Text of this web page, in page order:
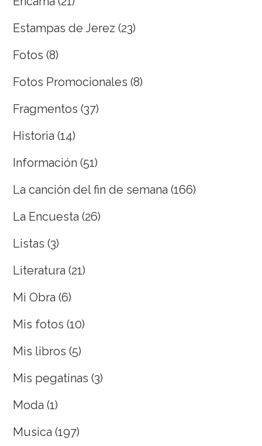
Estampas de Jerez (23)
Fotos (8)
Fotos Promocionales (8)
Fragmentos (37)
Historia (14)
Información (51)
La canción del fin de semana (166)
La Encuesta (26)
Listas (3)
Literatura (21)
Mi Obra (6)
Mis fotos (10)
Mis libros (5)
Mis pegatinas (3)
Moda (1)
Musica (197)